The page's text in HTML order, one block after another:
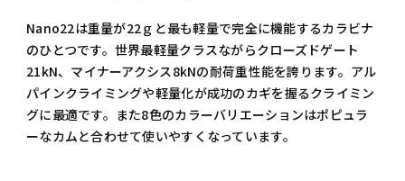
Nano22は重量が22ｇと最も軽量で完全に機能するカラビナ
のひとつです。世界最軽量クラスながらクローズドゲート
21kN、マイナーアクシス8kNの耐荷重性能を誇ります。アル
パインクライミングや軽量化が成功のカギを握るクライミン
グに最適です。また8色のカラーバリエーションはポピュラ
ーなカムと合わせて使いやすくなっています。